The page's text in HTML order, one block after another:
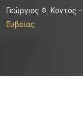
Γεώργιος Φ. Κοντός -
Ευβοίας